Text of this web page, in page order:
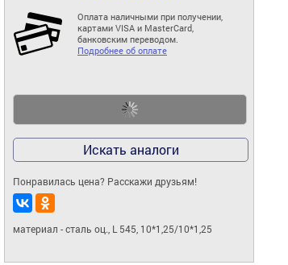
Оплата наличными при получении,
картами VISA и MasterCard,
банковским переводом.
Подробнее об оплате
Искать аналоги
Понравилась цена? Расскажи друзьям!
материал - сталь оц., L 545, 10*1,25/10*1,25